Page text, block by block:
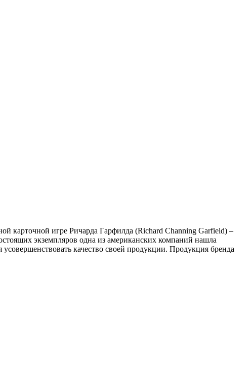
карточной игре Ричарда Гарфилда (Richard Channing Garfield) –
экземпляров одна из американских компаний нашла
качество своей продукции. Продукция бренда